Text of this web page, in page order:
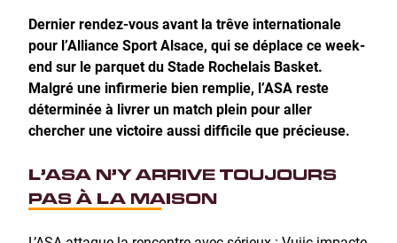
Dernier rendez-vous avant la trêve internationale
pour l’Alliance Sport Alsace, qui se déplace ce week-
end sur le parquet du Stade Rochelais Basket.
Malgré une infirmerie bien remplie, l’ASA reste
déterminée à livrer un match plein pour aller
chercher une victoire aussi difficile que précieuse.
L’ASA N’Y ARRIVE TOUJOURS
PAS À LA MAISON